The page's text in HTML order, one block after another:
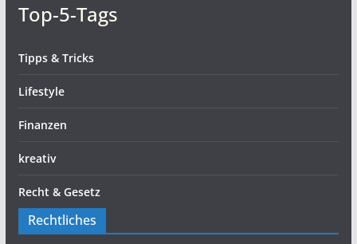
Top-5-Tags
Tipps & Tricks
Lifestyle
Finanzen
kreativ
Recht & Gesetz
Rechtliches